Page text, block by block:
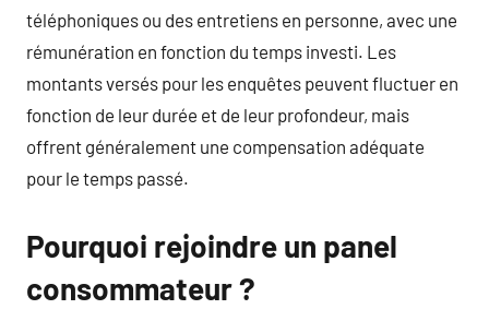
téléphoniques ou des entretiens en personne, avec une
rémunération en fonction du temps investi. Les
montants versés pour les enquêtes peuvent fluctuer en
fonction de leur durée et de leur profondeur, mais
offrent généralement une compensation adéquate
pour le temps passé.
Pourquoi rejoindre un panel
consommateur ?